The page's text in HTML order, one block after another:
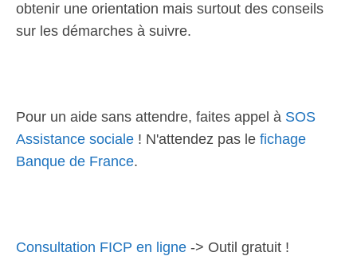
obtenir une orientation mais surtout des conseils
sur les démarches à suivre.
Pour un aide sans attendre, faites appel à SOS
Assistance sociale ! N'attendez pas le fichage
Banque de France.
Consultation FICP en ligne -> Outil gratuit !